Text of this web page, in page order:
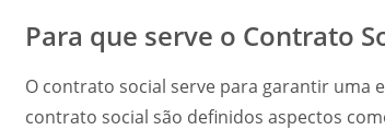
Para que serve o Contrato
O contrato social serve para garantir uma
contrato social são definidos aspectos